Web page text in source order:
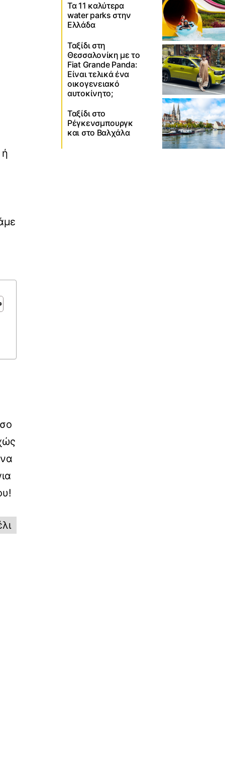
Τα 11 καλύτερα
water parks στην
Ελλάδα
Ταξίδι στη
Θεσσαλονίκη με το
Fiat Grande Panda:
Είναι τελικά ένα
οικογενειακό
αυτοκίνητο;
Ταξίδι στο
Ρέγκενσμπουργκ
και στο Βαλχάλα